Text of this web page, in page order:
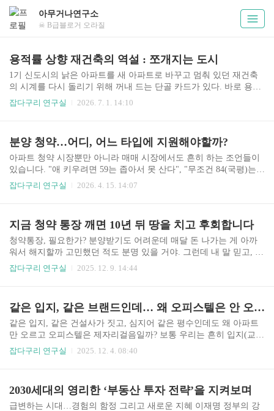
아무거나연구소
☠ B급블로거 오라질
용적률 상향 재건축의 역설 : 쪼개지는 도시
1기 신도시의 낡은 아파트를 새 아파트로 바꾸고 멈춰 있던 재건축
의 시계를 다시 돌리기 위해 꺼내 드는 단골 카드가 있다. 바로 용적
률 상향이다. 층수를 높여 일반분양 물량을 늘리면 조합원의 부담은
는 곳과 밀려나는 곳으로 더 선명하게 갈라진다. 1. 자본의 블랙홀과
풍선효과의 소멸용적률 상향으로 쏟아지는 공급 폭탄은 입지에 따
라 잔인할 정도로 극단적인 결과를 낳는다.상급지의 자본 독식-대기
수요가 탄탄한 상급지 단지들은 늘어난 물량도 무리 없이 소화하며
재건축 성공 가도를 달린다. 신축 프리미엄과 쾌적한 주거..
잡다구리 연구실 2026. 7. 1. 14:10
분양 청약…어디, 어느 타입에 지원해야할까?
아파트 청약 시장뿐만 아니라 매매 시장에서도 흔히 하는 조언들이
있습니다. "애 키우려면 59는 좁아서 못 산다", "무조건 84(국평)는
가야 살기 좋다" 같은 말들이죠. 물론 틀린 말은 아닙니다. 하지만 자
을 무한정 베팅하는 것이 아니라, 빠르게 당첨을 통해 청약통장의 가
치와 수익을 조기에 실현하고 이를 발판 삼아 상급지로 이동하는
‘단계적 주거 사다리’ 전략입니다.핵심은 ‘선당후사(先當後思)’입니
다. 84, A타입, 4베이, 남향 등 완벽한 선택지를 기다리며 무주택 기
간을 늘리는 사이, 분양가는 계속 치..
잡다구리 연구실 2026. 4. 15. 14:07
지금 청약 통장 깨면 10년 뒤 땅을 치고 후회합니다
청약통장, 필요한가? 분양받기도 어려운데 매달 돈 나가는 게 아까
워서 해지할까 고민했던 적도 분명 있을 거야. 그런데 내 말 믿고, 포
기하지 않고 유지했으면 좋겠어. 이게 10년, 20년 뒤에 너의 자산을
척 중요하거든. 남들은 주식이다 코인이다 하면서 당장 대박 나는 곳
에만 눈을 돌릴 때, 그는 묵묵히 청약 저축을 꾸준히 한 거지. 15년이
지난 지금 그는 아파트 분양에 당첨돼서 내 집 마련에 성공했어. 바
로 꾸준히 쌓아온 청약 통장의 힘이야. 청약 통장을 꾸준히 납입하지
않았다면 이런 기회조차 ..
잡다구리 연구실 2025. 12. 9. 14:44
같은 입지, 같은 브랜드인데… 왜 오피스텔은 안 오를까?
같은 입지, 같은 건설사가 짓고, 심지어 같은 평수인데도 왜 아파트
만 오르고 오피스텔은 제자리걸음일까? 보통 우리는 흔히 입지(교
통, 학군, 일자리)가 깡패고, 브랜드도 좋으면 당연히 상품성도 좋다
은 ‘토지’다. 부동산 가격 상승의 본질은 낡아가는 건물이 아니라 깔
고 앉은 땅의 가치 가 오르는 데 있다. 아파트는 오피스텔에 비해 상
잡다구리 연구실 2025. 12. 4. 08:40
2030세대의 영리한 ‘부동산 투자 전략’을 지켜보며
급변하는 시대…경험의 함정 그리고 새로운 지혜 이재명 정부의 강